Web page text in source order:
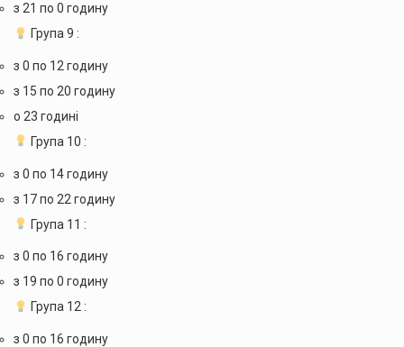
з 21 по 0 годину
Група 9 :
з 0 по 12 годину
з 15 по 20 годину
о 23 годині
Група 10 :
з 0 по 14 годину
з 17 по 22 годину
Група 11 :
з 0 по 16 годину
з 19 по 0 годину
Група 12 :
з 0 по 16 годину